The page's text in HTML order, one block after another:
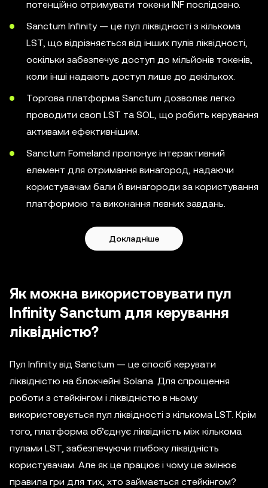
потенційно отримувати токени INF послідовно.
Sanctum Infinity — це пул ліквідності з кількома
LST, що відрізняється від інших пулів ліквідності,
оскільки забезпечує доступ до мільйонів токенів,
коли інші надають доступ лише до декількох.
Торгова платформа Sanctum дозволяє легко
проводити своп LST та SOL, що робить керування
активами ефективнішим.
Sanctum Fomeland пропонує інтерактивний
елемент для отримання винагород, надаючи
користувачам бали й винагороди за користування
платформою та виконання певних завдань.
Докладніше
Як можна використовувати пул
Infinity Sanctum для керування
ліквідністю?
Пул Infinity від Sanctum — це спосіб керувати
ліквідністю на блокчейні Solana. Для спрощення
роботи з стейкінгом і ліквідністю в ньому
використовується пул ліквідності з кількома LST. Крім
того, платформа об’єднує ліквідність між кількома
пулами LST, забезпечуючи глибоку ліквідність
користувачам. Але як це працює і чому це змінює
правила гри для тих, хто займається стейкінгом?